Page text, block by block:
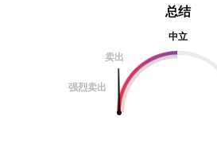
总结
中立
卖出
强烈卖出